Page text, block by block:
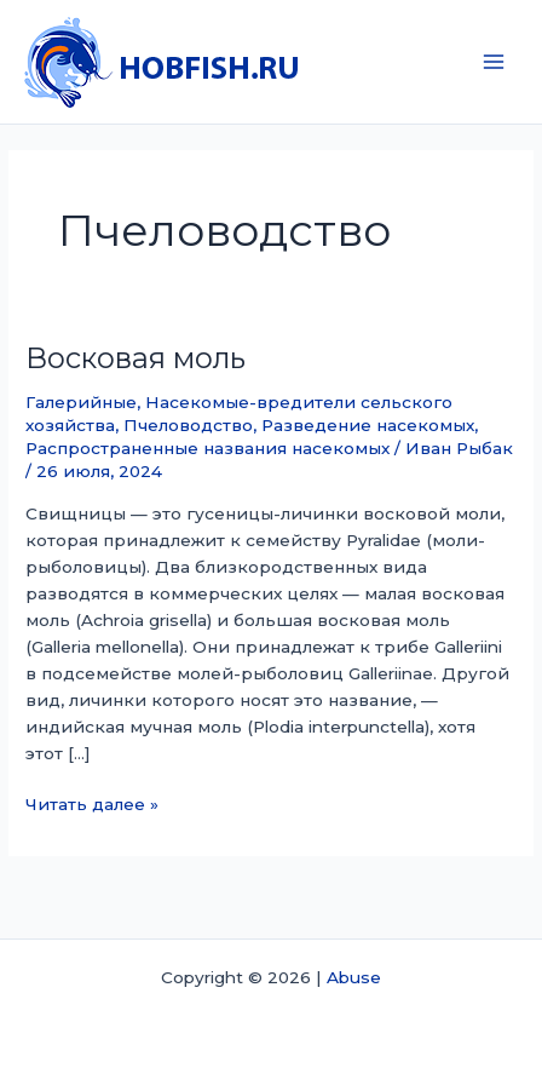
содержимому
Пчеловодство
Восковая моль
Галерийные, Насекомые-вредители сельского
хозяйства, Пчеловодство, Разведение насекомых,
Распространенные названия насекомых / Иван Рыбак
/ 26 июля, 2024
Свищницы — это гусеницы-личинки восковой моли,
которая принадлежит к семейству Pyralidae (моли-
рыболовицы). Два близкородственных вида
разводятся в коммерческих целях — малая восковая
моль (Achroia grisella) и большая восковая моль
(Galleria mellonella). Они принадлежат к трибе Galleriini
в подсемействе молей-рыболовиц Galleriinae. Другой
вид, личинки которого носят это название, —
индийская мучная моль (Plodia interpunctella), хотя
этот […]
Восковая
Читать далее »
Copyright © 2026 | Abuse